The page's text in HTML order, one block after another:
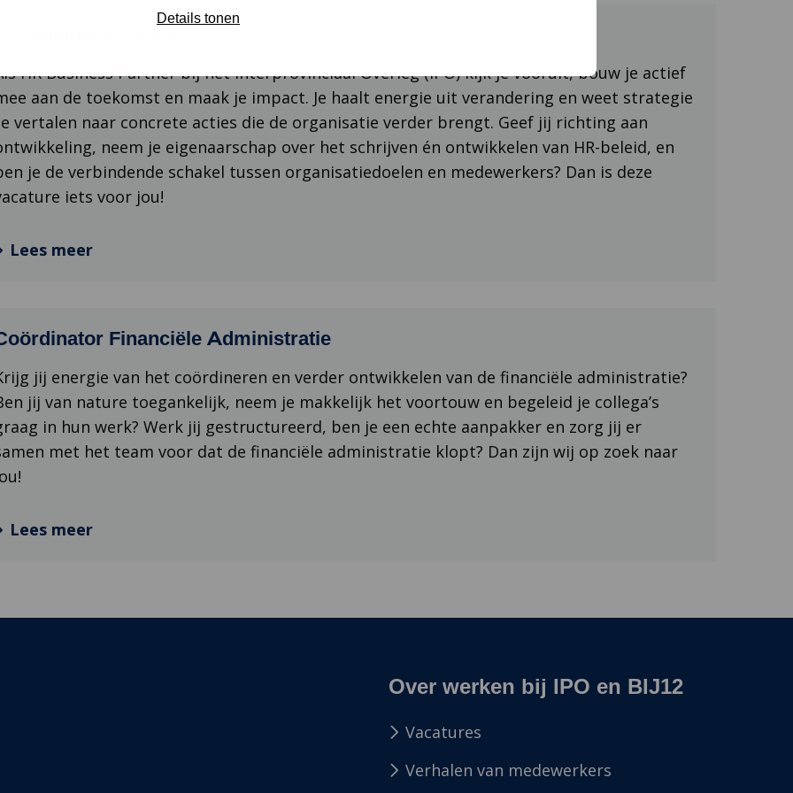
Details tonen
HR Business Partner bij het Interprovinciaal Overleg (IPO) kijk je vooruit, bouw je actief
aan de toekomst en maak je impact. Je haalt energie uit verandering en weet strategie
vertalen naar concrete acties die de organisatie verder brengt. Geef jij richting aan
neem je eigenaarschap over het schrijven én ontwikkelen van HR-beleid, en
je de verbindende schakel tussen organisatiedoelen en medewerkers? Dan is deze
iets voor jou!
Lees meer
Financiële Administratie
jij energie van het coördineren en verder ontwikkelen van de financiële administratie?
jij van nature toegankelijk, neem je makkelijk het voortouw en begeleid je collega’s
in hun werk? Werk jij gestructureerd, ben je een echte aanpakker en zorg jij er
met het team voor dat de financiële administratie klopt? Dan zijn wij op zoek naar
Lees meer
Over werken bij IPO en BIJ12
Vacatures
Verhalen van medewerkers